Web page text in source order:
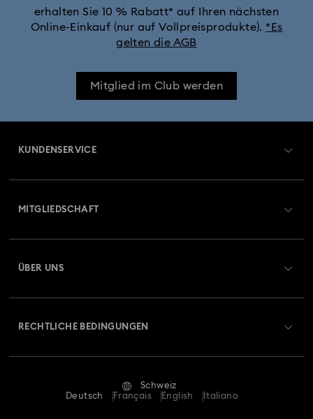
erhalten Sie 10 % Rabatt* auf Ihren nächsten
Online-Einkauf (nur auf Vollpreisprodukte). *Es
gelten die AGB
Mitglied im Club werden
KUNDENSERVICE
Retouren und Umtausch
Reparaturstatus
MITGLIEDSCHAFT
ÜBER UNS
RECHTLICHE BEDINGUNGEN
Schweiz
Deutsch
Français English Italiano